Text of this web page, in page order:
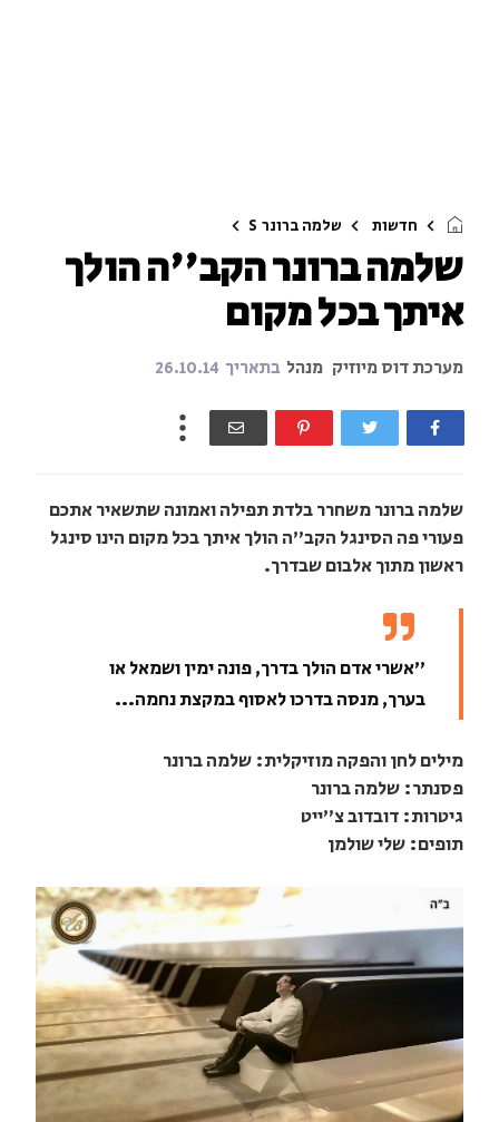
חדשות שלמה ברונר S
שלמה ברונר הקב''ה הולך
איתך בכל מקום
מערכת דוס מיוזיק מנהל בתאריך 26.10.14
שלמה ברונר משחרר בלדת תפילה ואמונה שתשאיר אתכם
פעורי פה הסינגל הקב''ה הולך איתך בכל מקום הינו סינגל
ראשון מתוך אלבום שבדרך.
"אשרי אדם הולך בדרך, פונה ימין ושמאל או
בערך, מנסה בדרכו לאסוף במקצת נחמה...
מילים לחן והפקה מוזיקלית: שלמה ברונר
פסנתר: שלמה ברונר
גיטרות: דובדוב צ''ייט
תופים: שלי שולמן